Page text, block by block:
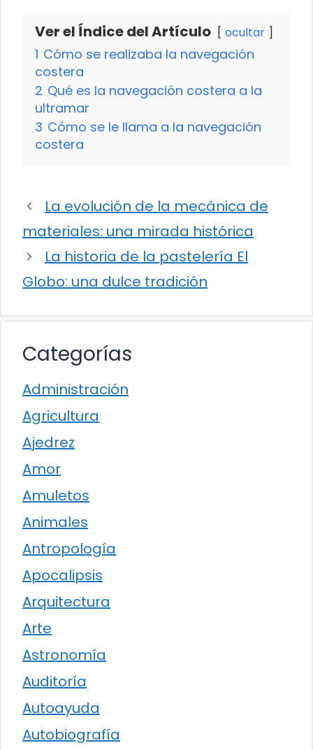
Ver el Índice del Artículo ocultar
1 Cómo se realizaba la navegación
costera
2 Qué es la navegación costera a la
ultramar
3 Cómo se le llama a la navegación
costera
La evolución de la mecánica de
materiales: una mirada histórica
La historia de la pastelería El
Globo: una dulce tradición
Categorías
Administración
Agricultura
Ajedrez
Amor
Amuletos
Animales
Antropología
Apocalipsis
Arquitectura
Arte
Astronomía
Auditoría
Autoayuda
Autobiografía